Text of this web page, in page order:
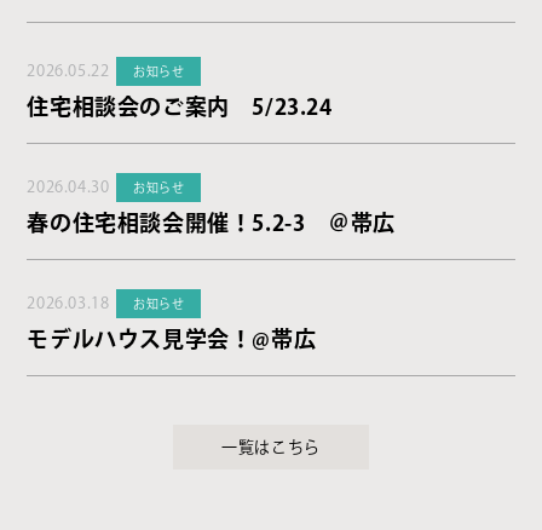
2026.05.22 お知らせ
住宅相談会のご案内 5/23.24
2026.04.30 お知らせ
春の住宅相談会開催！5.2-3 ＠帯広
2026.03.18 お知らせ
モデルハウス見学会！@帯広
一覧はこちら